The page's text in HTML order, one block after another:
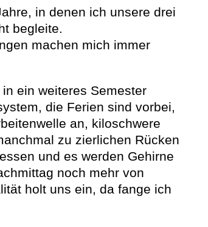
in denen ich unsere drei
begleite.
machen mich immer
ein weiteres Semester
die Ferien sind vorbei,
an, kiloschwere
zu zierlichen Rücken
und es werden Gehirne
noch mehr von
holt uns ein, da fange ich